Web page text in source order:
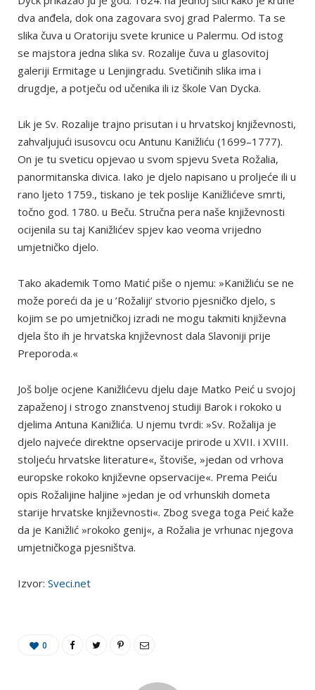
dva anđela, dok ona zagovara svoj grad Palermo. Ta se
slika čuva u Oratoriju svete krunice u Palermu. Od istog
se majstora jedna slika sv. Rozalije čuva u glasovitoj
galeriji Ermitage u Lenjingradu. Svetičinih slika ima i
drugdje, a potječu od učenika ili iz škole Van Dycka.
Lik je Sv. Rozalije trajno prisutan i u hrvatskoj književnosti,
zahvaljujući isusovcu ocu Antunu Kanižliću (1699–1777).
On je tu sveticu opjevao u svom spjevu Sveta Rožalia,
panormitanska divica. Iako je djelo napisano u proljeće ili u
rano ljeto 1759., tiskano je tek poslije Kanižlićeve smrti,
točno god. 1780. u Beču. Stručna pera naše književnosti
ocijenila su taj Kanižlićev spjev kao veoma vrijedno
umjetničko djelo.
Tako akademik Tomo Matić piše o njemu: »Kanižliću se ne
može poreći da je u ’Rožaliji’ stvorio pjesničko djelo, s
kojim se po umjetničkoj izradi ne mogu takmiti književna
djela što ih je hrvatska književnost dala Slavoniji prije
Preporoda.«
Još bolje ocjene Kanižlićevu djelu daje Matko Peić u svojoj
zapaženoj i strogo znanstvenoj studiji Barok i rokoko u
djelima Antuna Kanižlića. U njemu tvrdi: »Sv. Rožalija je
djelo najveće direktne opservacije prirode u XVII. i XVIII.
stoljeću hrvatske literature«, štoviše, »jedan od vrhova
europske rokoko književne opservacije«. Prema Peiću
opis Rožalijine haljine »jedan je od vrhunskih dometa
starije hrvatske književnosti«. Zbog svega toga Peić kaže
da je Kanižlić »rokoko genij«, a Rožalia je vrhunac njegova
umjetničkoga pjesništva.
Izvor: Sveci.net
0